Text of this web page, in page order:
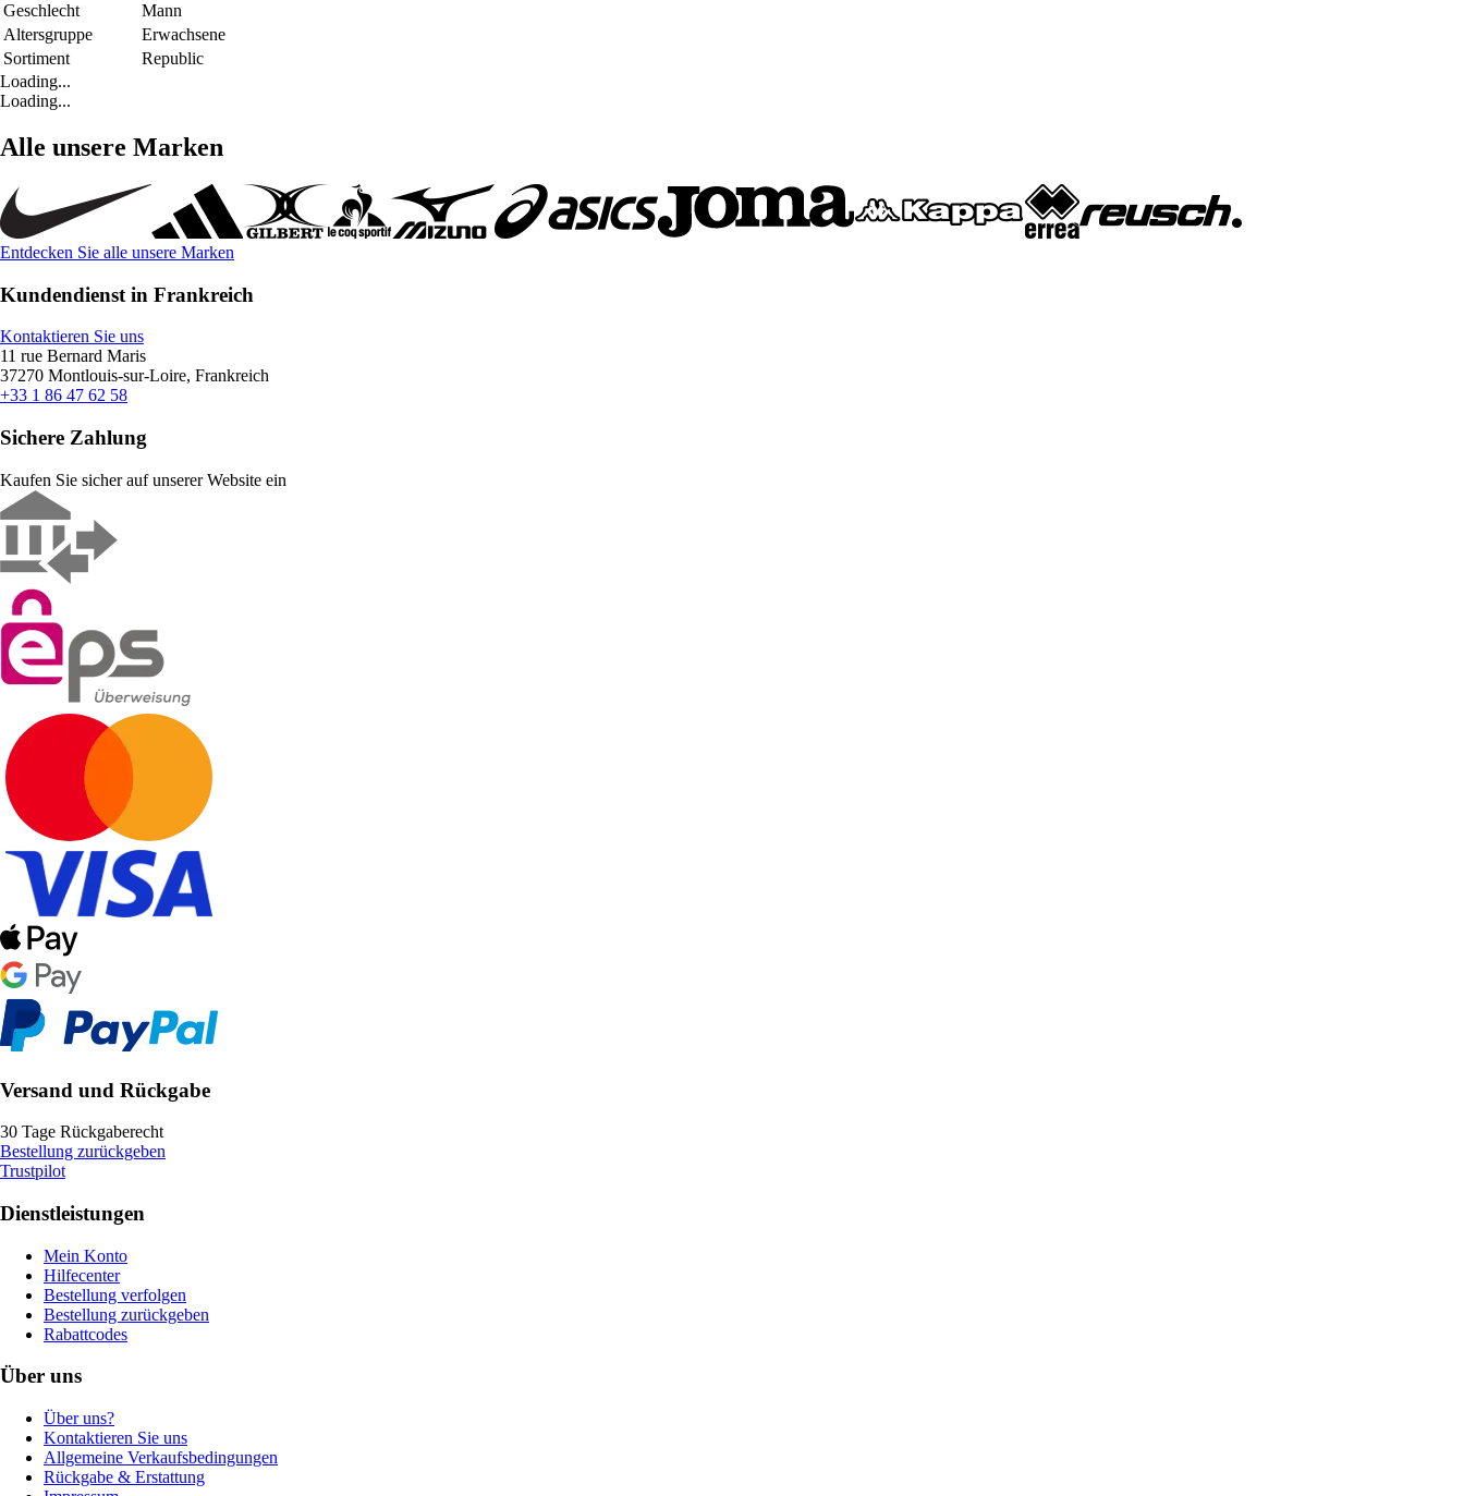
Geschlecht
Mann
Altersgruppe
Erwachsene
Sortiment
Republic
Loading...
Loading...
Alle unsere Marken
Entdecken Sie alle unsere Marken
Kundendienst in Frankreich
Kontaktieren Sie uns
11 rue Bernard Maris
37270 Montlouis-sur-Loire, Frankreich
+33 1 86 47 62 58
Sichere Zahlung
Kaufen Sie sicher auf unserer Website ein
Versand und Rückgabe
30 Tage Rückgaberecht
Bestellung zurückgeben
Trustpilot
Dienstleistungen
Mein Konto
Hilfecenter
Bestellung verfolgen
Bestellung zurückgeben
Rabattcodes
Über uns
Über uns?
Kontaktieren Sie uns
Allgemeine Verkaufsbedingungen
Rückgabe & Erstattung